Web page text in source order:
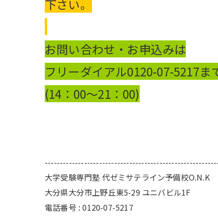
下さい。
お問い合わせ・お申込みは
フリーダイアル0120-07-5217
(14：00～21：00)
大学受験専門塾 代ゼミサテライン予備校O.N.K
大分県大分市上野丘東5-29 ユニバビル1F
電話番号 : 0120-07-5217